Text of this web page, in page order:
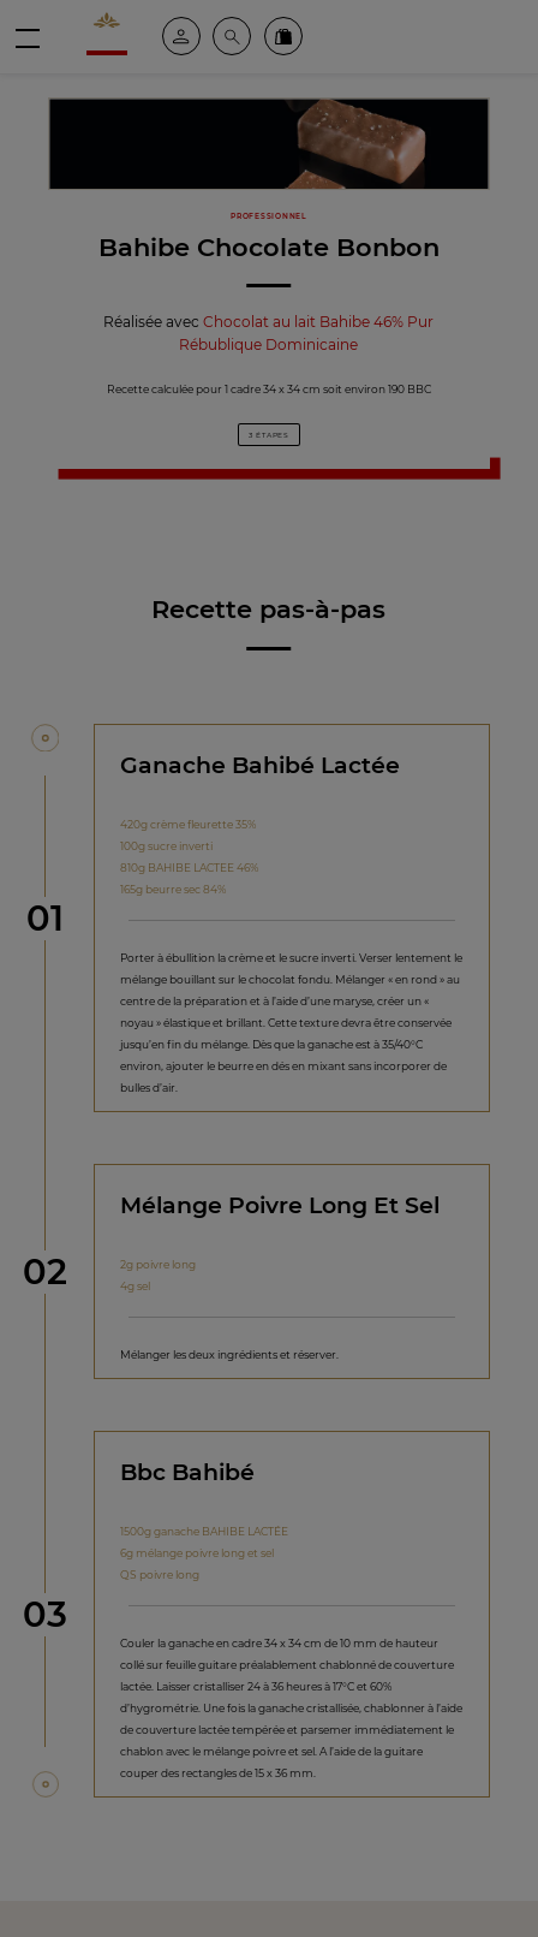
Valrhona - Imaginons le meilleur du chocolat
Espace clientRechercheCommandez en ligne
PROFESSIONNEL
Bahibe Chocolate Bonbon
Réalisée avecChocolat au lait Bahibe 46% Pur
Rébublique Dominicaine
Recette calculée pour 1 cadre 34 x 34 cm soit environ 190 BBC
3 ÉTAPES
Recette pas-à-pas
étape
01
Ganache Bahibé Lactée
420g crème fleurette 35%
100g sucre inverti
810g BAHIBE LACTEE 46%
165g beurre sec 84%
Porter à ébullition la crème et le sucre inverti. Verser lentement le
mélange bouillant sur le chocolat fondu. Mélanger « en rond » au
centre de la préparation et à l’aide d’une maryse, créer un «
noyau » élastique et brillant. Cette texture devra être conservée
jusqu’en fin du mélange. Dès que la ganache est à 35/40°C
environ, ajouter le beurre en dés en mixant sans incorporer de
bulles d’air.
étape
02
Mélange Poivre Long Et Sel
2g poivre long
4g sel
Mélanger les deux ingrédients et réserver.
étape
03
Bbc Bahibé
1500g ganache BAHIBE LACTÉE
6g mélange poivre long et sel
QS poivre long
Couler la ganache en cadre 34 x 34 cm de 10 mm de hauteur
collé sur feuille guitare préalablement chablonné de couverture
lactée. Laisser cristalliser 24 à 36 heures à 17°C et 60%
d’hygrométrie. Une fois la ganache cristallisée, chablonner à l’aide
de couverture lactée tempérée et parsemer immédiatement le
chablon avec le mélange poivre et sel. A l’aide de la guitare
couper des rectangles de 15 x 36 mm.